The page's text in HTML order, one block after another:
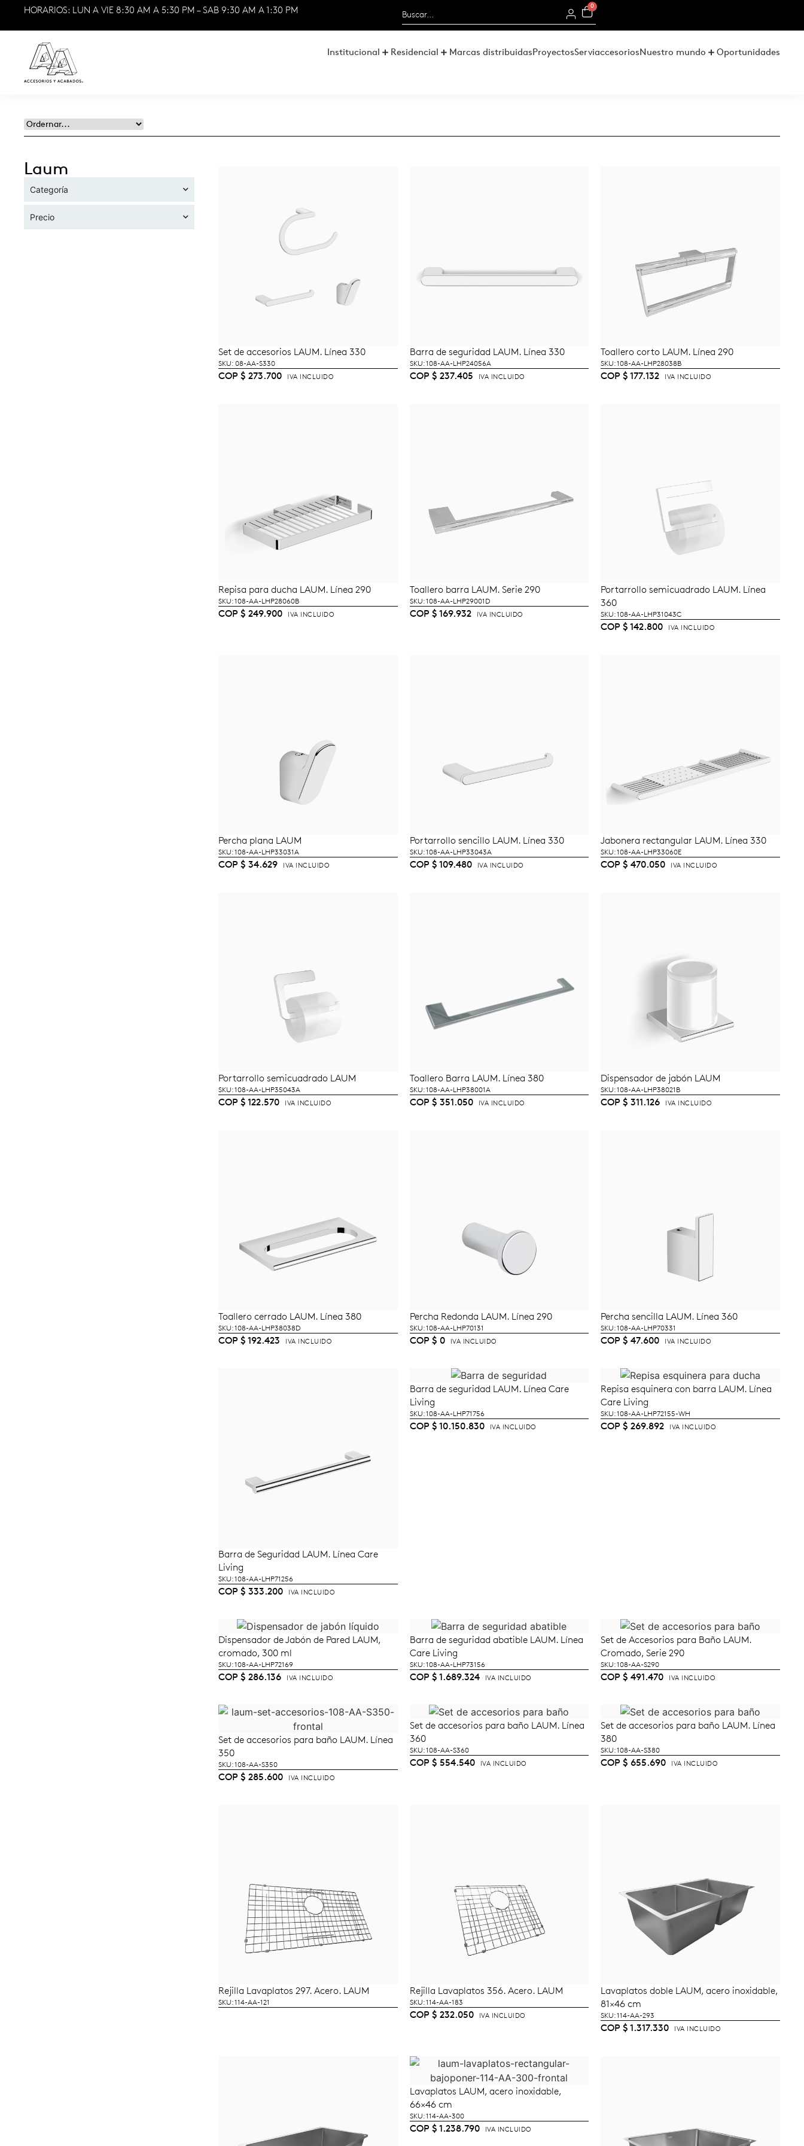
HORARIOS: LUN A VIE 8:30 AM A 5:30 PM – SAB 9:30 AM A 1:30 PM 0
Institucional Residencial Marcas distribuidasProyectosServiaccesoriosNuestro mundo Oportunidades
Laum
Categoría
Precio
AÑADIR AL CARRITO
Set de accesorios LAUM. Línea 330
SKU: 08-AA-S330
COP $ 273.700 IVA INCLUIDO
AÑADIR AL CARRITO
Barra de seguridad LAUM. Línea 330
SKU: 108-AA-LHP24056A
COP $ 237.405 IVA INCLUIDO
AÑADIR AL CARRITO
Toallero corto LAUM. Línea 290
SKU: 108-AA-LHP28038B
COP$ 177.132 IVA INCLUIDO
AÑADIR AL CARRITO
Repisa para ducha LAUM. Línea 290
SKU: 108-AA-LHP28060B
COP $ 249.900 IVA INCLUIDO
AÑADIR AL CARRITO
Toallero barra LAUM. Serie 290
SKU: 108-AA-LHP29001D
COP $ 169.932 IVA INCLUIDO
AÑADIR AL CARRITO
Portarrollo semicuadrado LAUM. Línea
360
SKU: 108-AA-LHP31043C
COP$ 142.800 IVA INCLUIDO
AÑADIR AL CARRITO
Percha plana LAUM
SKU: 108-AA-LHP33031A
COP $ 34.629 IVA INCLUIDO
AÑADIR AL CARRITO
Portarrollo sencillo LAUM. Línea 330
SKU: 108-AA-LHP33043A
COP $ 109.480 IVA INCLUIDO
AÑADIR AL CARRITO
Jabonera rectangular LAUM. Línea 330
SKU: 108-AA-LHP33060E
COP$ 470.050 IVA INCLUIDO
AÑADIR AL CARRITO
Portarrollo semicuadrado LAUM
SKU: 108-AA-LHP35043A
COP $ 122.570 IVA INCLUIDO
AÑADIR AL CARRITO
Toallero Barra LAUM. Línea 380
SKU: 108-AA-LHP38001A
COP $ 351.050 IVA INCLUIDO
AÑADIR AL CARRITO
Dispensador de jabón LAUM
SKU: 108-AA-LHP38021B
COP$ 311.126 IVA INCLUIDO
AÑADIR AL CARRITO
Toallero cerrado LAUM. Línea 380
SKU: 108-AA-LHP38038D
COP $ 192.423 IVA INCLUIDO
LEER MÁS
Percha Redonda LAUM. Línea 290
SKU: 108-AA-LHP70131
COP $ 0 IVA INCLUIDO
AÑADIR AL CARRITO
Percha sencilla LAUM. Línea 360
SKU: 108-AA-LHP70331
COP$ 47.600 IVA INCLUIDO
AÑADIR AL CARRITO
Barra de Seguridad LAUM. Línea Care
Living
SKU: 108-AA-LHP71256
COP $ 333.200 IVA INCLUIDO
AÑADIR AL CARRITO
Barra de seguridad LAUM. Línea Care
Living
SKU: 108-AA-LHP71756
COP $ 10.150.830 IVA INCLUIDO
AÑADIR AL CARRITO
Repisa esquinera con barra LAUM. Línea
Care Living
SKU: 108-AA-LHP72155-WH
COP$ 269.892 IVA INCLUIDO
AÑADIR AL CARRITO
Dispensador de Jabón de Pared LAUM,
cromado, 300 ml
SKU: 108-AA-LHP72169
COP $ 286.136 IVA INCLUIDO
AÑADIR AL CARRITO
Barra de seguridad abatible LAUM. Línea
Care Living
SKU: 108-AA-LHP73156
COP $ 1.689.324 IVA INCLUIDO
AÑADIR AL CARRITO
Set de Accesorios para Baño LAUM.
Cromado, Serie 290
SKU: 108-AA-S290
COP$ 491.470 IVA INCLUIDO
AÑADIR AL CARRITO
Set de accesorios para baño LAUM. Línea
350
SKU: 108-AA-S350
COP $ 285.600 IVA INCLUIDO
LEER MÁS
Set de accesorios para baño LAUM. Línea
360
SKU: 108-AA-S360
COP $ 554.540 IVA INCLUIDO
AÑADIR AL CARRITO
Set de accesorios para baño LAUM. Línea
380
SKU: 108-AA-S380
COP$ 655.690 IVA INCLUIDO
LEER MÁS
Rejilla Lavaplatos 297. Acero. LAUM
SKU: 114-AA-121 AÑADIR AL CARRITO
Rejilla Lavaplatos 356. Acero. LAUM
SKU: 114-AA-183
COP $ 232.050 IVA INCLUIDO
AÑADIR AL CARRITO
Lavaplatos doble LAUM, acero inoxidable,
81×46 cm
SKU: 114-AA-293
COP$ 1.317.330 IVA INCLUIDO
LEER MÁS
Lavaplatos LAUM, acero inoxidable,
66×46 cm
SKU: 114-AA-300
COP $ 1.238.790 IVA INCLUIDO